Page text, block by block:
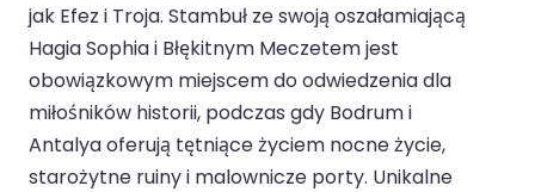
jak Efez i Troja. Stambuł ze swoją oszałamiającą
Hagia Sophia i Błękitnym Meczetem jest
obowiązkowym miejscem do odwiedzenia dla
miłośników historii, podczas gdy Bodrum i
Antalya oferują tętniące życiem nocne życie,
starożytne ruiny i malownicze porty. Unikalne